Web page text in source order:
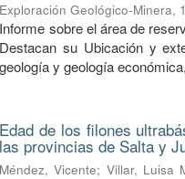
Exploración Geológico-Minera,
Informe sobre el área de
Destacan su Ubicación y
geología y geología
Edad de los filones
las provincias de Salta y
Méndez, Vicente; Villar, Luisa